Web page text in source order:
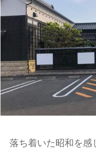
落ち着いた昭和を感